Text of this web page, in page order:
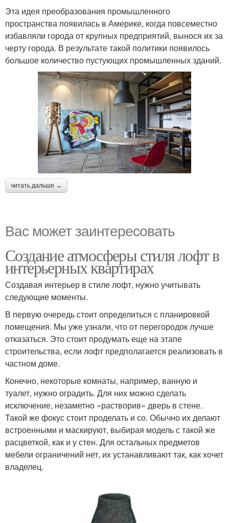
Эта идея преобразования промышленного
пространства появилась в Америке, когда повсеместно
избавляли города от крупных предприятий, вынося их за
черту города. В результате такой политики появилось
большое количество пустующих промышленных зданий.
читать дальше →
Вас может заинтересовать
Создание атмосферы стиля лофт в
интерьерных квартирах
Создавая интерьер в стиле лофт, нужно учитывать
следующие моменты.
В первую очередь стоит определиться с планировкой
помещения. Мы уже узнали, что от перегородок лучше
отказаться. Это стоит продумать еще на этапе
строительства, если лофт предполагается реализовать в
частном доме.
Конечно, некоторые комнаты, например, ванную и
туалет, нужно оградить. Для них можно сделать
исключение, незаметно «растворив» дверь в стене.
Такой же фокус стоит проделать и со. Обычно их делают
встроенными и маскируют, выбирая модель с такой же
расцветкой, как и у стен. Для остальных предметов
мебели ограничений нет, их устанавливают так, как хочет
владелец.